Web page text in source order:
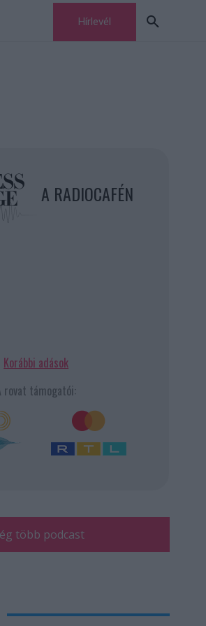
Hírlevél
A RADIOCAFÉN
Korábbi adások
rovat támogatói:
több podcast